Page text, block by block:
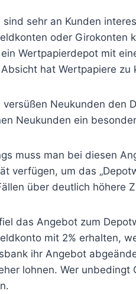
sind sehr an Kunden
oder Girokonten
Wertpapierdepot mit
hat Wertpapiere
versüßen Neukunden den
Neukunden ein
muss man bei diesen
verfügen, um das
über deutlich höhere
das Angebot zum
mit 2% erhalten,
ihr Angebot
lohnen. Wer